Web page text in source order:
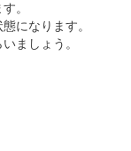
。
になります。
ましょう。